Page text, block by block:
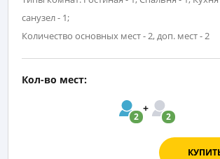
санузел - 1;
Количество основных мест - 2, доп. мест - 2
Кол-во мест:
2 2